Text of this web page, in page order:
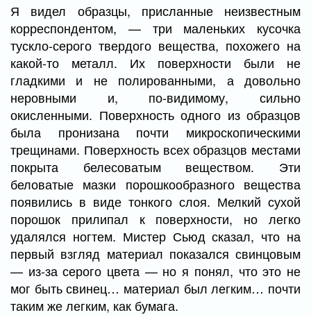
Я видел образцы, присланные неизвестным
корреспондентом, — три маленьких кусочка
тускло-серого твердого вещества, похожего на
какой-то металл. Их поверхности были не
гладкими и не полированными, а довольно
неровными и, по-видимому, сильно
окисленными. Поверхность одного из образцов
была пронизана почти микроскопическими
трещинами. Поверхность всех образцов местами
покрыта белесоватым веществом. Эти
беловатые мазки порошкообразного вещества
появились в виде тонкого слоя. Мелкий сухой
порошок прилипал к поверхности, но легко
удалялся ногтем. Мистер Сьюд сказал, что на
первый взгляд материал показался свинцовым
— из-за серого цвета — но я понял, что это не
мог быть свинец… материал был легким… почти
таким же легким, как бумага.